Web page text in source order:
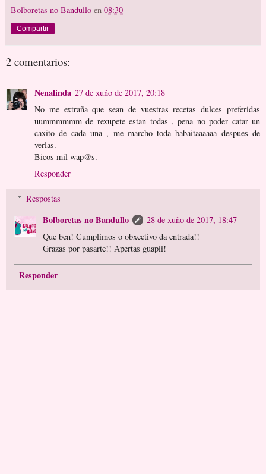
Bolboretas no Bandullo en 08:30
Compartir
2 comentarios:
Nenalinda 27 de xuño de 2017, 20:18
No me extraña que sean de vuestras recetas dulces preferidas
uummmmmm de rexupete estan todas , pena no poder catar un
caxito de cada una , me marcho toda babaitaaaaaa despues de
verlas.
Bicos mil wap@s.
Responder
Respostas
Bolboretas no Bandullo
28 de xuño de 2017, 18:47
Que ben! Cumplimos o obxectivo da entrada!!
Grazas por pasarte!! Apertas guapii!
Responder